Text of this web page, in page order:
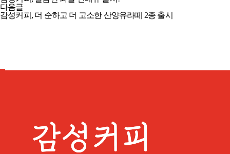
다음글
감성커피, 더 순하고 더 고소한 산양유라떼 2종 출시